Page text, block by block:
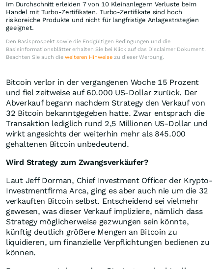
Im Durchschnitt erleiden 7 von 10 Kleinanlegern Verluste beim
Handel mit Turbo-Zertifikaten. Turbo-Zertifikate sind hoch
risikoreiche Produkte und nicht für langfristige Anlagestrategien
geeignet.
Den Basisprospekt sowie die Endgültigen Bedingungen und die
Basisinformationsblätter erhalten Sie bei Klick auf das Disclaimer Dokument.
Beachten Sie auch die weiteren Hinweise zu dieser Werbung.
Bitcoin verlor in der vergangenen Woche 15 Prozent
und fiel zeitweise auf 60.000 US-Dollar zurück. Der
Abverkauf begann nachdem Strategy den Verkauf von
32 Bitcoin bekanntgegeben hatte. Zwar entsprach die
Transaktion lediglich rund 2,5 Millionen US-Dollar und
wirkt angesichts der weiterhin mehr als 845.000
gehaltenen Bitcoin unbedeutend.
Wird Strategy zum Zwangsverkäufer?
Laut Jeff Dorman, Chief Investment Officer der Krypto-
Investmentfirma Arca, ging es aber auch nie um die 32
verkauften Bitcoin selbst. Entscheidend sei vielmehr
gewesen, was dieser Verkauf impliziere, nämlich dass
Strategy möglicherweise gezwungen sein könnte,
künftig deutlich größere Mengen an Bitcoin zu
liquidieren, um finanzielle Verpflichtungen bedienen zu
können.